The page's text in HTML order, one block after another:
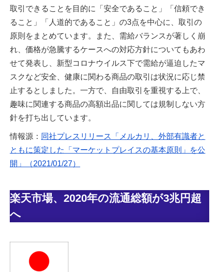
取引できることを目的に「安全であること」「信頼でき
ること」「人道的であること」の3点を中心に、取引の
原則をまとめています。また、需給バランスが著しく崩
れ、価格が急騰するケースへの対応方針についてもあわ
せて発表し、新型コロナウイルス下で需給が逼迫したマ
スクなど安全、健康に関わる商品の取引は状況に応じ禁
止するとしました。一方で、自由取引を重視する上で、
趣味に関連する商品の高額出品に関しては規制しない方
針を打ち出しています。
情報源： 同社プレスリリース「メルカリ、外部有識者と
ともに策定した「マーケットプレイスの基本原則」を公
開」（2021/01/27）
楽天市場、2020年の流通総額が3兆円超
へ